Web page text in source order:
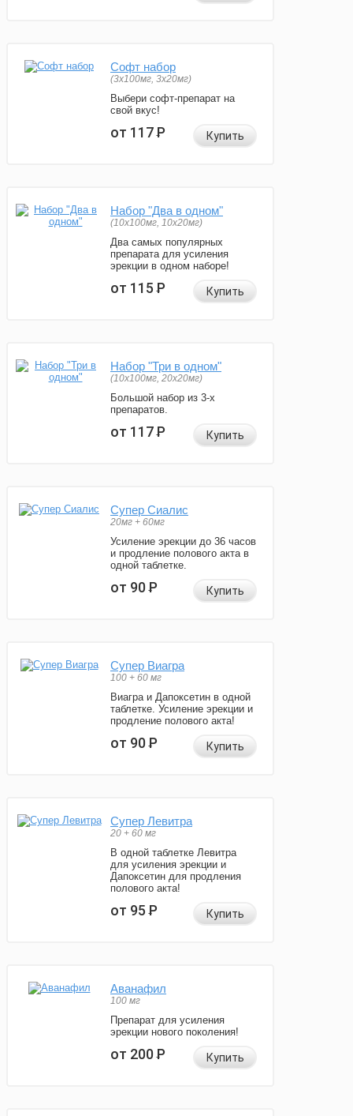
Софт набор
(3x100мг, 3x20мг)
Выбери софт-препарат на
свой вкус!
от 117Р Купить
Набор "Два в одном"
(10x100мг, 10x20мг)
Два самых популярных
препарата для усиления
эрекции в одном наборе!
от 115Р Купить
Набор "Три в одном"
(10x100мг, 20x20мг)
Большой набор из 3-х
препаратов.
от 117Р Купить
Супер Сиалис
20мг + 60мг
Усиление эрекции до 36 часов
и продление полового акта в
одной таблетке.
от 90Р Купить
Супер Виагра
100 + 60 мг
Виагра и Дапоксетин в одной
таблетке. Усиление эрекции и
продление полового акта!
от 90Р Купить
Супер Левитра
20 + 60 мг
В одной таблетке Левитра
для усиления эрекции и
Дапоксетин для продления
полового акта!
от 95Р Купить
Аванафил
100 мг
Препарат для усиления
эрекции нового поколения!
от 200Р Купить